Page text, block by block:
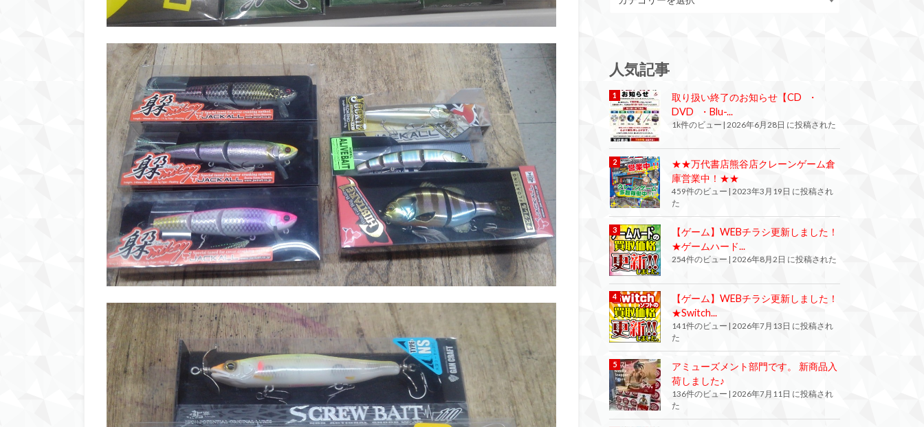
人気記事
取り扱い終了のお知らせ【CD ・
DVD ・Blu-...
1k件のビュー | 2026年6月28日 に投稿された
★★万代書店熊谷店クレーンゲーム倉
庫営業中！★★
459件のビュー
2023年3月19日 に投稿され
た
【ゲーム】WEBチラシ更新しました！
★ゲームハード...
254件のビュー | 2026年8月2日 に投稿された
【ゲーム】WEBチラシ更新しました！
★Switch...
141件のビュー
2026年7月13日 に投稿され
た
アミューズメント部門です。 新商品入
荷しました♪
136件のビュー | 2026年7月11日 に投稿され
た